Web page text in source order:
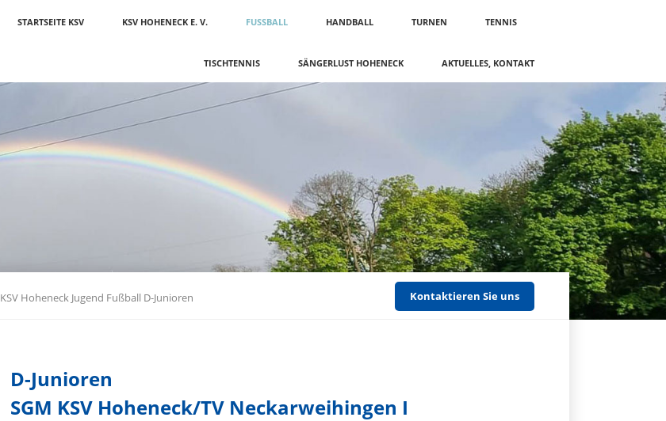
überspringen
STARTSEITE KSV KSV HOHENECK E. V. FUSSBALL HANDBALL TURNEN TENNIS
TISCHTENNIS SÄNGERLUST HOHENECK AKTUELLES, KONTAKT
KSV Hoheneck Jugend Fußball D-Junioren Kontaktieren Sie uns
D-Junioren
SGM KSV Hoheneck/TV Neckarweihingen I